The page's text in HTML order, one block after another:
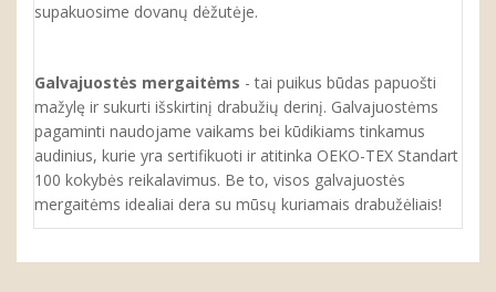
supakuosime dovanų dėžutėje.
Galvajuostės mergaitėms - tai puikus būdas papuošti
mažylę ir sukurti išskirtinį drabužių derinį. Galvajuostėms
pagaminti naudojame vaikams bei kūdikiams tinkamus
audinius, kurie yra sertifikuoti ir atitinka OEKO-TEX Standart
100 kokybės reikalavimus. Be to, visos galvajuostės
mergaitėms idealiai dera su mūsų kuriamais drabužėliais!